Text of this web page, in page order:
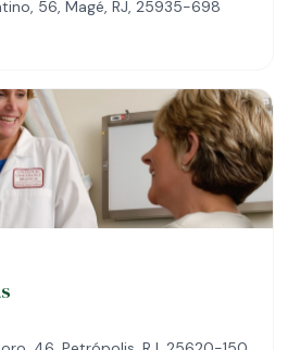
56, Magé, RJ, 25935-698